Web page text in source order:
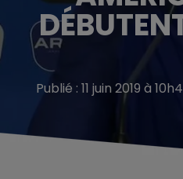
Publié : 11 juin 2019 à